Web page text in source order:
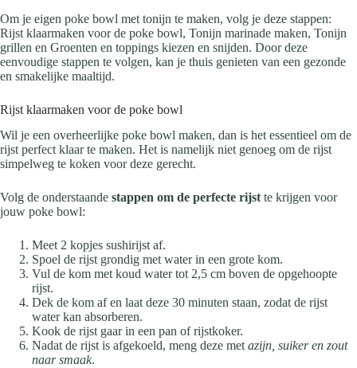
Om je eigen poke bowl met tonijn te maken, volg je deze stappen:
Rijst klaarmaken voor de poke bowl, Tonijn marinade maken, Tonijn
grillen en Groenten en toppings kiezen en snijden. Door deze
eenvoudige stappen te volgen, kan je thuis genieten van een gezonde
en smakelijke maaltijd.
Rijst klaarmaken voor de poke bowl
Wil je een overheerlijke poke bowl maken, dan is het essentieel om de
rijst perfect klaar te maken. Het is namelijk niet genoeg om de rijst
simpelweg te koken voor deze gerecht.
Volg de onderstaande stappen om de perfecte rijst te krijgen voor
jouw poke bowl:
Meet 2 kopjes sushirijst af.
Spoel de rijst grondig met water in een grote kom.
Vul de kom met koud water tot 2,5 cm boven de opgehoopte
rijst.
Dek de kom af en laat deze 30 minuten staan, zodat de rijst
water kan absorberen.
Kook de rijst gaar in een pan of rijstkoker.
Nadat de rijst is afgekoeld, meng deze met azijn, suiker en zout
naar smaak.